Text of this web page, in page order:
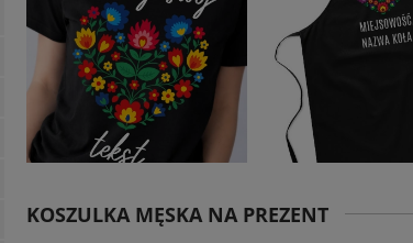
KOSZULKA MĘSKA NA PREZENT